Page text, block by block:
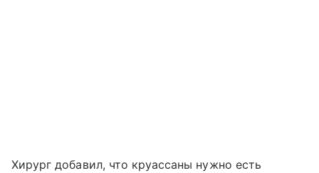
Хирург добавил, что круассаны нужно есть